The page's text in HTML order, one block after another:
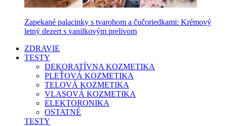
Zapekané palacinky s tvarohom a čučoriedkami: Krémový
letný dezert s vanilkovým prelivom
ZDRAVIE
TESTY
DEKORATÍVNA KOZMETIKA
PLEŤOVÁ KOZMETIKA
TELOVÁ KOZMETIKA
VLASOVÁ KOZMETIKA
ELEKTORONIKA
OSTATNÉ
TESTY